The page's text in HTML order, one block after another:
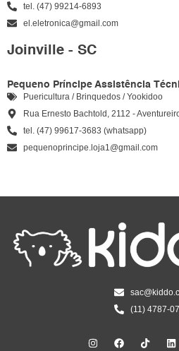
tel. (47) 99214-6893
el.eletronica@gmail.com
Joinville - SC
Pequeno Príncipe Assistência
Puericultura / Brinquedos / Yookidoo
Rua Ernesto Bachtold, 2112 -
tel. (47) 99617-3683 (whatsapp)
pequenoprincipe.loja1@gmail.com
(11) 4787-